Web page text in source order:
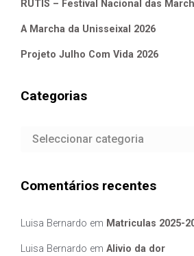
RUTIS – Festival Nacional das
A Marcha da Unisseixal 2026
Projeto Julho Com Vida 2026
Categorias
Categorias
Comentários recentes
Luisa Bernardo em Matriculas 2025-
Luisa Bernardo em Alivio da dor